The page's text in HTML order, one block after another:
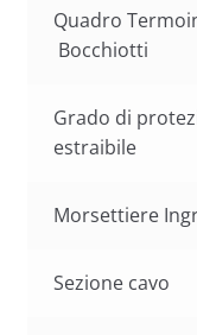
Quadro
Bocchiotti
Grado di
estraibile
Morsettiere
Sezione cavo